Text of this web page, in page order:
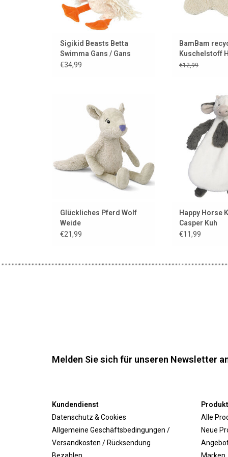
Sigikid Beasts Betta
Swimma Gans / Gans
€34,99
BamBam
Kuschelstoff
€12,99
heißt Willow.
ZUM WARENKORB HINZUFÜGEN
Glückliches Pferd Wolf
Weide
€21,99
Süße Kuh für die
eines weichen
ZUM
Happy Horse
Casper Kuh
€11,99
Melden Sie sich für unseren Newsletter
Kundendienst
Datenschutz & Cookies
Allgemeine Geschäftsbedingungen /
Versandkosten / Rücksendung
Alle
Neue